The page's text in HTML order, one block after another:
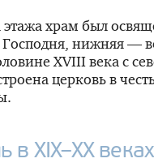
храм был
Господня, нижняя —
ХVIII века с
церковь в
в XIX–XX веках